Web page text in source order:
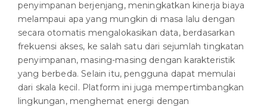
penyimpanan berjenjang, meningkatkan kinerja biaya
melampaui apa yang mungkin di masa lalu dengan
secara otomatis mengalokasikan data, berdasarkan
frekuensi akses, ke salah satu dari sejumlah tingkatan
penyimpanan, masing-masing dengan karakteristik
yang berbeda. Selain itu, pengguna dapat memulai
dari skala kecil. Platform ini juga mempertimbangkan
lingkungan, menghemat energi dengan